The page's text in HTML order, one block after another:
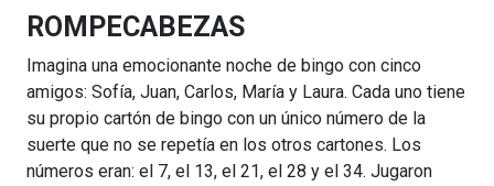
ROMPECABEZAS
Imagina una emocionante noche de bingo con cinco
amigos: Sofía, Juan, Carlos, María y Laura. Cada uno tiene
su propio cartón de bingo con un único número de la
suerte que no se repetía en los otros cartones. Los
números eran: el 7, el 13, el 21, el 28 y el 34. Jugaron